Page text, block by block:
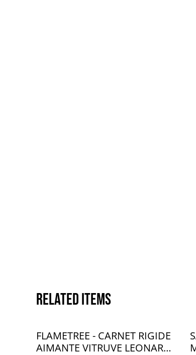
Related items
FLAMETREE - CARNET RIGIDE
AIMANTE VITRUVE LEONARD